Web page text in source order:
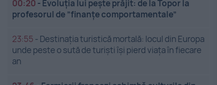
00:20 - Evoluția lui pește prăjit: de la Topor la
profesorul de ”finanțe comportamentale”
23:55 - Destinația turistică mortală: locul din Europa
unde peste o sută de turiști își pierd viața în fiecare
an